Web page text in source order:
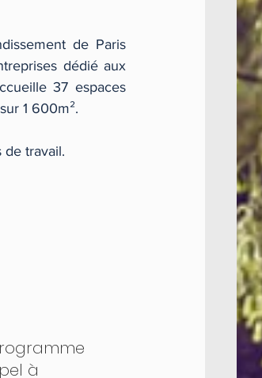
de Paris
dédié aux
37 espaces
1 600m².
de travail.
à